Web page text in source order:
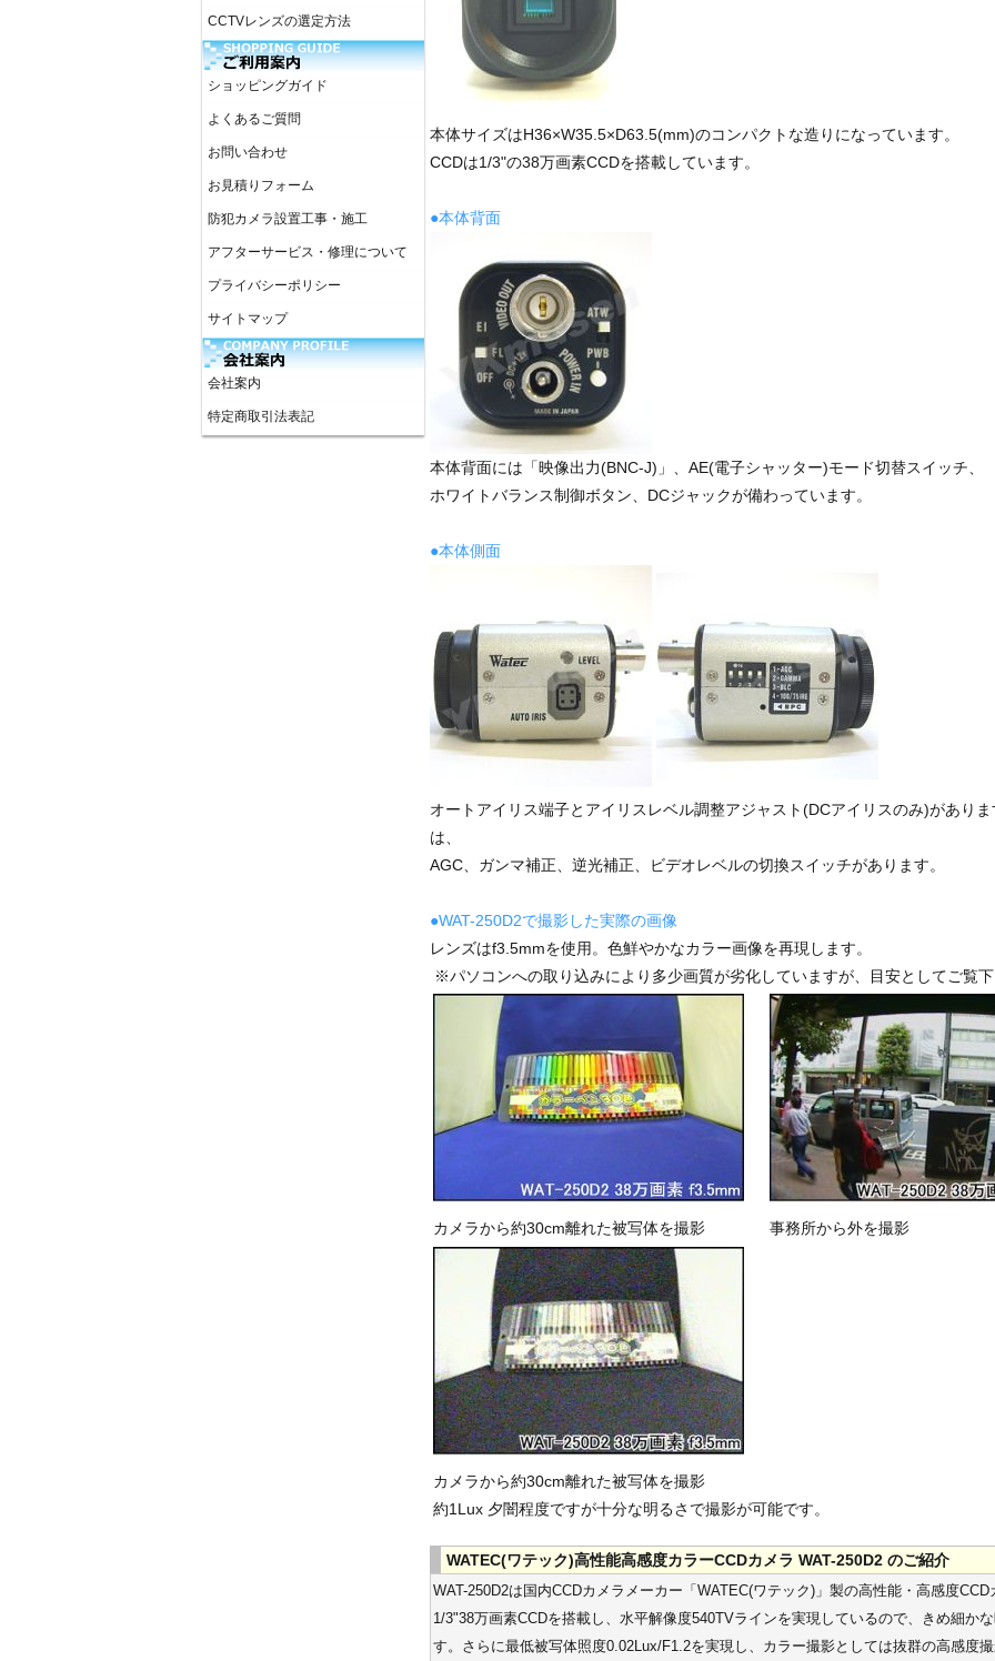
本体サイズはH36×W35.5×D63.5(mm)のコンパクトな造りになっています。
CCDは1/3"の38万画素CCDを搭載しています。
●本体背面
本体背面には「映像出力(BNC-J)」、AE(電子シャッター)モード切替スイッチ、
ホワイトバランス制御ボタン、DCジャックが備わっています。
●本体側面
オートアイリス端子とアイリスレベル調整アジャスト(DCアイリスのみ)があり
は、
AGC、ガンマ補正、逆光補正、ビデオレベルの切換スイッチがあります。
●WAT-250D2で撮影した実際の画像
レンズはf3.5mmを使用。色鮮やかなカラー画像を再現します。
※パソコンへの取り込みにより多少画質が劣化していますが、目安としてご覧
カメラから約30cm離れた被写体を撮影 事務所から外を撮影
カメラから約30cm離れた被写体を撮影
約1Lux 夕闇程度ですが十分な明るさで撮影が可能です。
WATEC(ワテック)高性能高感度カラーCCDカメラ WAT-250D2 のご紹介
WAT-250D2は国内CCDカメラメーカー「WATEC(ワテック)」製の高性能・高感度CCD
1/3"38万画素CCDを搭載し、水平解像度540TVラインを実現しているので、きめ細か
す。さらに最低被写体照度0.02Lux/F1.2を実現し、カラー撮影としては抜群の高感度
CCTVレンズの選定方法
ショッピングガイド
よくあるご質問
お問い合わせ
お見積りフォーム
防犯カメラ設置工事・施工
アフターサービス・修理について
プライバシーポリシー
サイトマップ
会社案内
特定商取引法表記